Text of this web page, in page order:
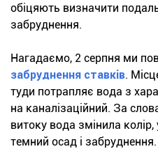
обіцяють визначити
забруднення.
Нагадаємо, 2 серпня ми
забруднення ставків.
туди потрапляє вода з
на каналізаційний. За
витоку вода змінила
темний осад і